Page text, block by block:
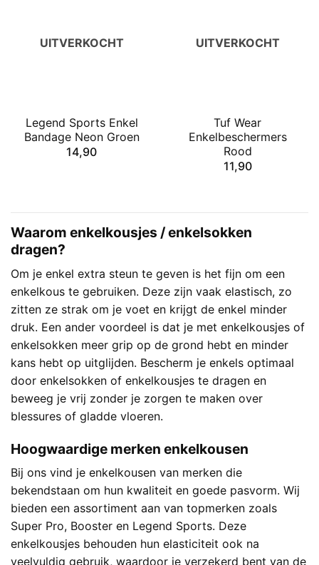
UITVERKOCHT
Legend Sports Enkel
Bandage Neon Groen
14,90
UITVERKOCHT
Tuf Wear
Enkelbeschermers
Rood
11,90
Waarom enkelkousjes / enkelsokken
dragen?
Om je enkel extra steun te geven is het fijn om een
enkelkous te gebruiken. Deze zijn vaak elastisch, zo
zitten ze strak om je voet en krijgt de enkel minder
druk. Een ander voordeel is dat je met enkelkousjes of
enkelsokken meer grip op de grond hebt en minder
kans hebt op uitglijden. Bescherm je enkels optimaal
door enkelsokken of enkelkousjes te dragen en
beweeg je vrij zonder je zorgen te maken over
blessures of gladde vloeren.
Hoogwaardige merken enkelkousen
Bij ons vind je enkelkousen van merken die
bekendstaan om hun kwaliteit en goede pasvorm. Wij
bieden een assortiment aan van topmerken zoals
Super Pro, Booster en Legend Sports. Deze
enkelkousjes behouden hun elasticiteit ook na
veelvuldig gebruik, waardoor je verzekerd bent van de